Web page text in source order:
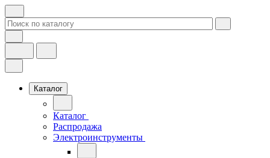
Каталог
Каталог
Распродажа
Электроинструменты